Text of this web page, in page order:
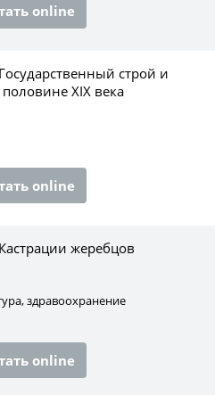
online
строй и
XIX века
online
жеребцов
здравоохранение
online